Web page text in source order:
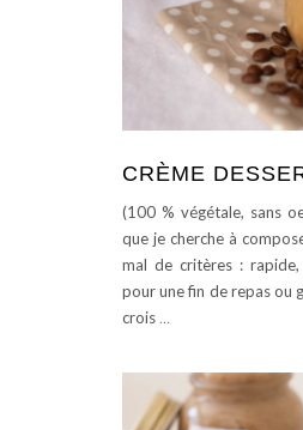
CRÈME
(100 % végétale, sans
que je cherche à
mal de critères : rapide,
pour une fin de repas ou
crois…